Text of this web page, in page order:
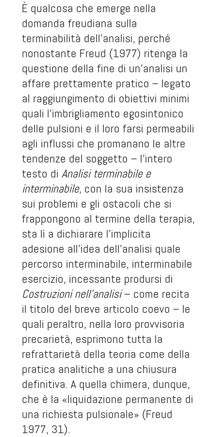
È qualcosa che emerge nella
domanda freudiana sulla
terminabilità dell’analisi, perché
nonostante Freud (1977) ritenga la
questione della fine di un’analisi un
affare prettamente pratico – legato
al raggiungimento di obiettivi minimi
quali l’imbrigliamento egosintonico
delle pulsioni e il loro farsi permeabili
agli influssi che promanano le altre
tendenze del soggetto – l’intero
testo di Analisi terminabile e
interminabile, con la sua insistenza
sui problemi e gli ostacoli che si
frappongono al termine della terapia,
sta lì a dichiarare l’implicita
adesione all’idea dell’analisi quale
percorso interminabile, interminabile
esercizio, incessante prodursi di
Costruzioni nell’analisi– come recita
il titolo del breve articolo coevo – le
quali peraltro, nella loro provvisoria
precarietà, esprimono tutta la
refrattarietà della teoria come della
pratica analitiche a una chiusura
definitiva. A quella chimera, dunque,
che è la «liquidazione permanente di
una richiesta pulsionale» (Freud
1977, 31).